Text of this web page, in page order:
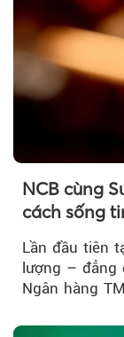
NCB cùng
cách sống
đầu Việt Nam
Lần đầu tiên
lượng –
Ngân hàng